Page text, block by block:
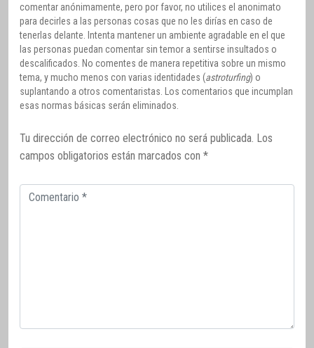
comentar anónimamente, pero por favor, no utilices el anonimato
para decirles a las personas cosas que no les dirías en caso de
tenerlas delante. Intenta mantener un ambiente agradable en el que
las personas puedan comentar sin temor a sentirse insultados o
descalificados. No comentes de manera repetitiva sobre un mismo
tema, y mucho menos con varias identidades (astroturfing) o
suplantando a otros comentaristas. Los comentarios que incumplan
esas normas básicas serán eliminados.
Tu dirección de correo electrónico no será publicada. Los
campos obligatorios están marcados con *
Comentario